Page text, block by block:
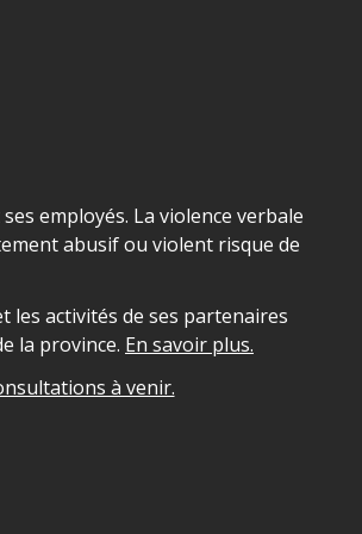
employés. La violence verbale
abusif ou violent risque de
les activités de ses partenaires
la province. En savoir plus.
à venir.